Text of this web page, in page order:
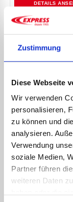
Zustimmung
Diese Webseite
Wir verwenden
personalisieren,
zu können und
analysieren.
Verwendung
soziale Medien,
Partner führen
weiteren Daten
DETAILS
GITTERBAND FÜR
ART.-NR. 16917
4,55€ zzgl. MwSt.
5,46€inkl.
Art.-Nr.:16917
DETAILS